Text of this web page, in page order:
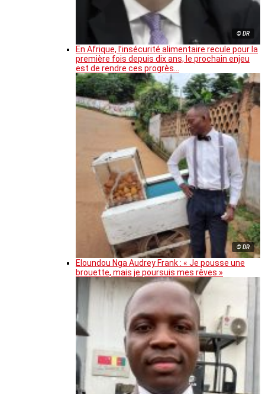
© DR
En Afrique, l’insécurité alimentaire recule pour la
première fois depuis dix ans, le prochain enjeu
est de rendre ces progrès…
© DR
Eloundou Nga Audrey Frank : « Je pousse une
brouette, mais je poursuis mes rêves »